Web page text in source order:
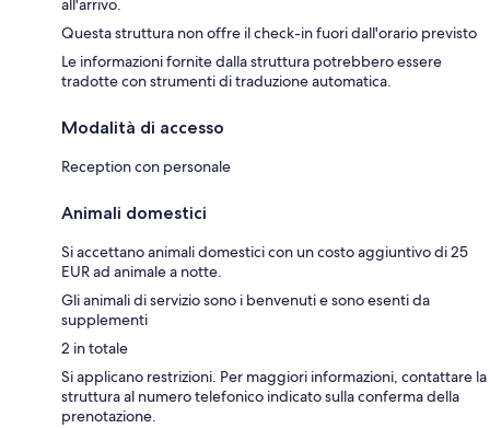
all'arrivo.
Questa struttura non offre il check-in fuori dall'orario previsto
Le informazioni fornite dalla struttura potrebbero essere
tradotte con strumenti di traduzione automatica.
Modalità di accesso
Reception con personale
Animali domestici
Si accettano animali domestici con un costo aggiuntivo di 25
EUR ad animale a notte.
Gli animali di servizio sono i benvenuti e sono esenti da
supplementi
2 in totale
Si applicano restrizioni. Per maggiori informazioni, contattare la
struttura al numero telefonico indicato sulla conferma della
prenotazione.